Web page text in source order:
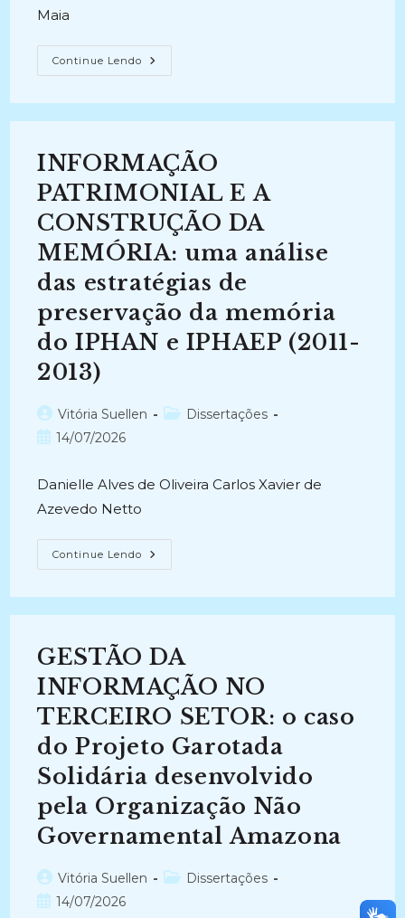
Maia
Continue Lendo O
NÚCLEO
DA
FEDERAL
DA
PARAÍBA
E
A
SUA
HISTÓRIA:
Arquivo
Como
Fonte
De
Informação
E
Memória
(2006-
2010)
INFORMAÇÃO
PATRIMONIAL E A
CONSTRUÇÃO DA
MEMÓRIA: uma análise
das estratégias de
preservação da memória
do IPHAN e IPHAEP (2011-
2013)
Autor
do
Vitória Suellen
Categoria
Dissertações
Post14/07/2026
Danielle Alves de Oliveira Carlos Xavier de
Azevedo Netto
Continue Lendo INFORMAÇÃO
PATRIMONIAL
DA
Análise
Das
Estratégias
De
Preservação
Da
Do
IPHAN
E
IPHAEP
(2011-
2013)
GESTÃO DA
INFORMAÇÃO NO
TERCEIRO SETOR: o caso
do Projeto Garotada
Solidária desenvolvido
pela Organização Não
Governamental Amazona
Autor
do
Vitória Suellen
Categoria
Dissertações
Post14/07/2026